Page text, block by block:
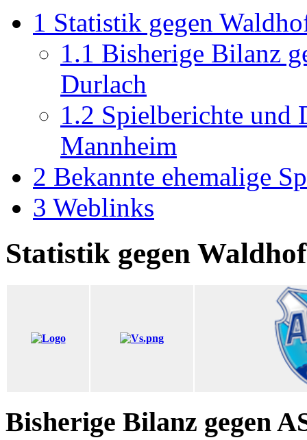
1 Statistik gegen
1.1 Bisherige Bilanz
Durlach
1.2 Spielberichte und
Mannheim
2 Bekannte ehemalige
3 Weblinks
Statistik gegen Waldhof
Bisherige Bilanz gegen